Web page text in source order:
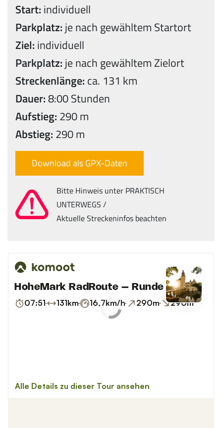
Start: individuell
Parkplatz: je nach gewähltem Startort
Ziel: individuell
Parkplatz: je nach gewähltem Zielort
Streckenlänge: ca. 131 km
Dauer:8:00 Stunden
Aufstieg: 290 m
Abstieg: 290 m
Download als GPX-Daten
Bitte Hinweis unter PRAKTISCH
UNTERWEGS /
Aktuelle Streckeninfos beachten